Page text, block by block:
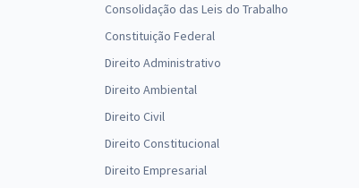
Consolidação das Leis do Trabalho
Constituição Federal
Direito Administrativo
Direito Ambiental
Direito Civil
Direito Constitucional
Direito Empresarial